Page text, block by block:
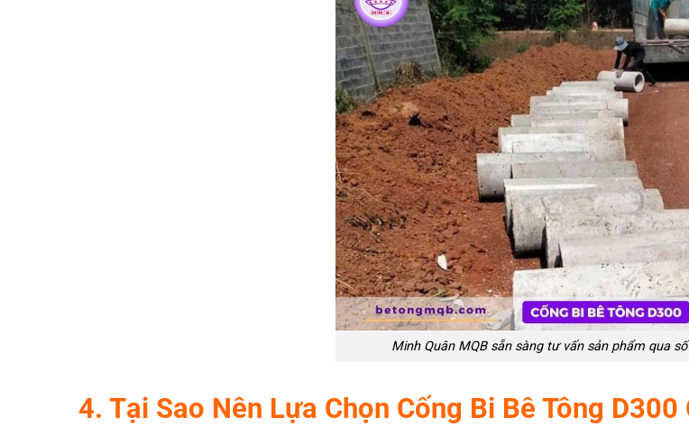
Minh Quân MQB sẵn sàng tư vấn sản phẩm qua
4. Tại Sao Nên Lựa Chọn Cống Bi Bê Tông D300